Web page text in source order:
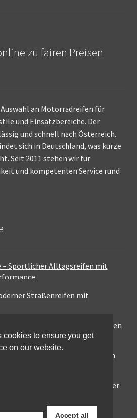
zu fairen Preisen
an Motorradreifen für
und Einsatzbereiche. Der
und schnell nach Österreich.
sich in Deutschland, was kurze
Seit 2011 stehen wir für
und kompetenten Service rund
– Sportlicher Alltagsreifen mit
Straßenreifen mit
Sport-Touring-Reifen
Zuverlässigkeit für den urbanen
– Klassische Optik mit solider
cookies to ensure you get
on our website.
Accept all